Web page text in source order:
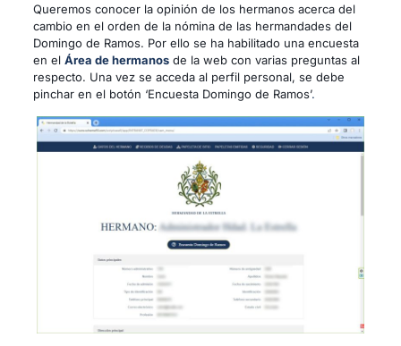
Queremos conocer la opinión de los hermanos acerca del
cambio en el orden de la nómina de las hermandades del
Domingo de Ramos. Por ello se ha habilitado una encuesta
en el Área de hermanosde la web con varias preguntas al
respecto. Una vez se acceda al perfil personal, se debe
pinchar en el botón ‘Encuesta Domingo de Ramos’.